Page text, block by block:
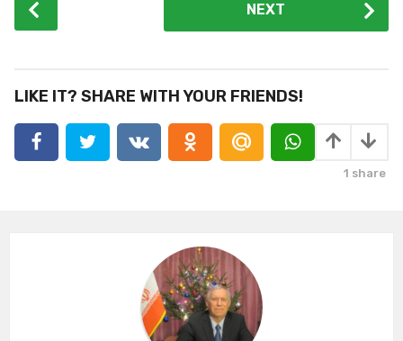
o
P
i
NEXT
LIKE IT? SHARE WITH YOUR FRIENDS!
1 share